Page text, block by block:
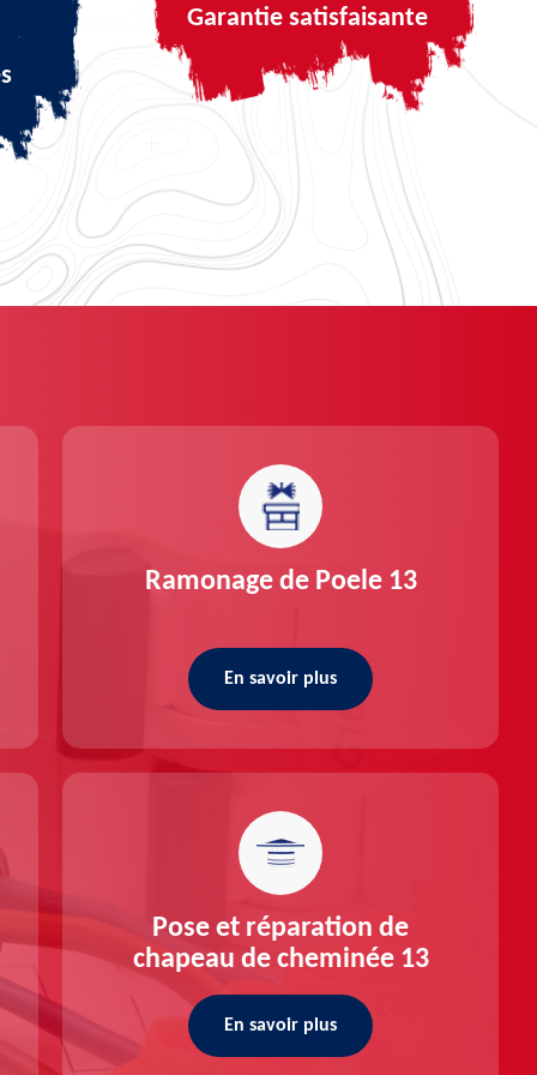
Garantie satisfaisante
Ramonage de Poele 13
En savoir plus
Pose et réparation de
chapeau de cheminée 13
En savoir plus